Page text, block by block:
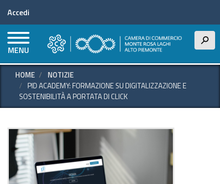
principale
Menu profilo utente
Accedi
MENU
h
HOME
NOTIZIE
PID ACADEMY: FORMAZIONE SU DIGITALIZZAZIONE E
SOSTENIBILITÀ A PORTATA DI CLICK